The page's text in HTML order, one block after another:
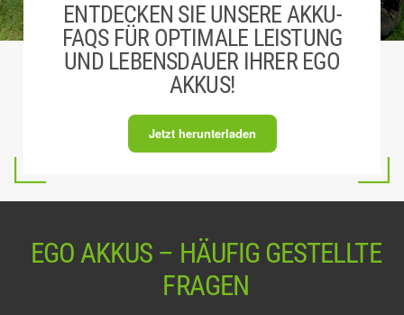
ENTDECKEN SIE UNSERE AKKU-
FAQS FÜR OPTIMALE LEISTUNG
UND LEBENSDAUER IHRER EGO
AKKUS!
Jetzt herunterladen
EGO AKKUS – HÄUFIG GESTELLTE
FRAGEN